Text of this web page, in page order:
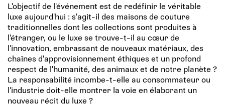
L'objectif de l'événement est de redéfinir le véritable
luxe aujourd'hui : s'agit-il des maisons de couture
traditionnelles dont les collections sont produites à
l'étranger, ou le luxe se trouve-t-il au cœur de
l'innovation, embrassant de nouveaux matériaux, des
chaînes d'approvisionnement éthiques et un profond
respect de l'humanité, des animaux et de notre planète ?
La responsabilité incombe-t-elle au consommateur ou
l'industrie doit-elle montrer la voie en élaborant un
nouveau récit du luxe ?